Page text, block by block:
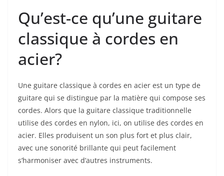
Qu’est-ce⁤ qu’une guitare
classique ‌à cordes en​
acier?
Une⁣ guitare classique à cordes ‍en acier est un type de
guitare qui se distingue‌ par ⁢la‌ matière qui compose ‌ses
cordes. Alors que ‌la guitare classique traditionnelle
utilise des cordes en nylon, ici, on utilise des cordes en
acier. Elles produisent un son plus fort et plus clair,
avec une sonorité brillante ⁢qui peut facilement
s’harmoniser avec d’autres ⁤instruments.